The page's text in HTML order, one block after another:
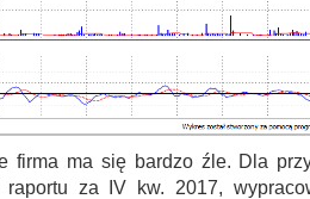
firma ma się bardzo źle. Dla
za IV kw. 2017,